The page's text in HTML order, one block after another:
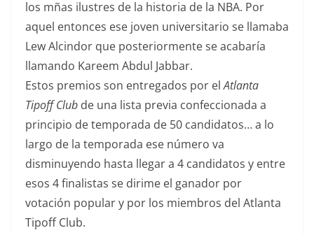
los mñas ilustres de la historia de la NBA. Por
aquel entonces ese joven universitario se llamaba
Lew Alcindor que posteriormente se acabaría
llamando Kareem Abdul Jabbar.
Estos premios son entregados por elAtlanta
Tipoff Club de una lista previa confeccionada a
principio de temporada de 50 candidatos… a lo
largo de la temporada ese número va
disminuyendo hasta llegar a 4 candidatos y entre
esos 4 finalistas se dirime el ganador por
votación popular y por los miembros del Atlanta
Tipoff Club.